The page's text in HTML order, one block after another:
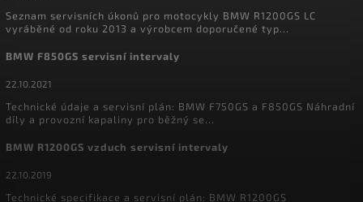
Seznam servisních úkonů pro motocykly BMW R1200GS LC
vyráběné od roku 2013 a výrobcem doporučené typ...
BMW F850GS servisní intervaly
22.10.2021
Technické údaje a servisní plán: BMW F750GS a F850GS Náhradní
díly a provozní kapaliny pro běžný se...
BMW R1200GS vzduch servisní intervaly
22.10.2019
Technické specifikace a servisní plán: BMW R1200GS